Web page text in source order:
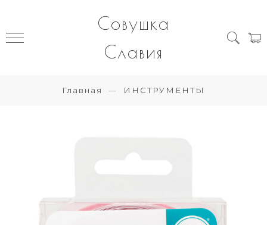
Совушка
Славия
Главная ИНСТРУМЕНТЫ